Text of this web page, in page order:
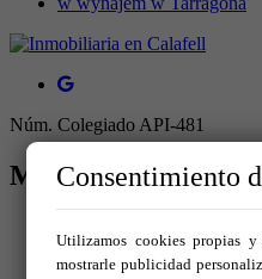
Núm. Colegiado API-481
MENU
Kupić
Sprzedaj swoją
Consentimiento
Utilizamos cookies propias
mostrarle publicidad